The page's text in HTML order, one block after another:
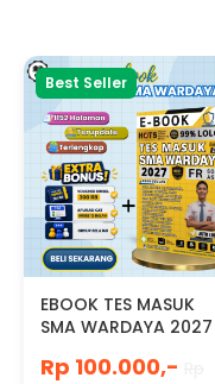
Best Seller
EBOOK TES MASUK
SMA WARDAYA 2027
Rp 100.000,-